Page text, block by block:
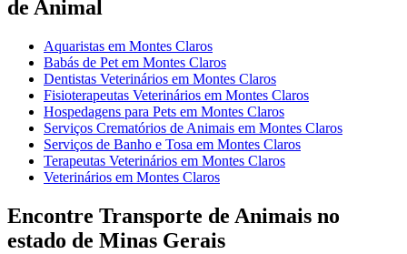
de Animal
Aquaristas em Montes Claros
Babás de Pet em Montes Claros
Dentistas Veterinários em Montes Claros
Fisioterapeutas Veterinários em Montes Claros
Hospedagens para Pets em Montes Claros
Serviços Crematórios de Animais em Montes Claros
Serviços de Banho e Tosa em Montes Claros
Terapeutas Veterinários em Montes Claros
Veterinários em Montes Claros
Encontre Transporte de Animais no
estado de Minas Gerais